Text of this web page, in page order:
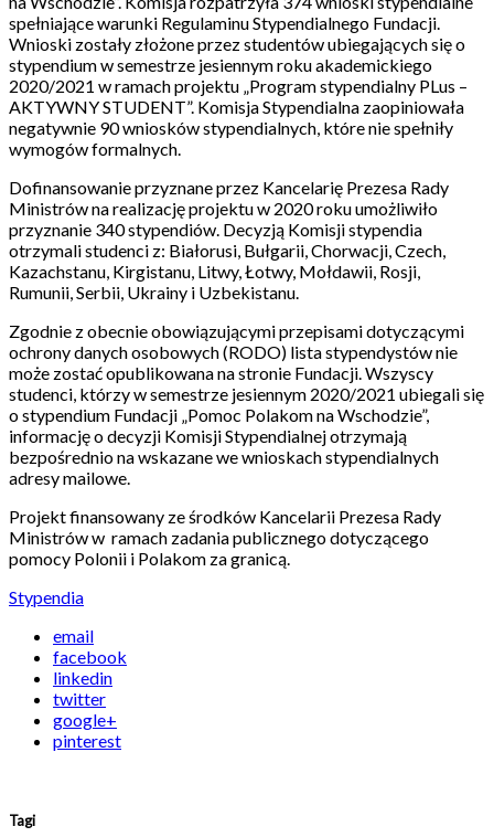
spełniające warunki Regulaminu Stypendialnego Fundacji.
Wnioski zostały złożone przez studentów ubiegających się o
stypendium w semestrze jesiennym roku akademickiego
2020/2021 w ramach projektu „Program stypendialny PLus –
AKTYWNY STUDENT”. Komisja Stypendialna zaopiniowała
negatywnie 90 wniosków stypendialnych, które nie spełniły
wymogów formalnych.
Dofinansowanie przyznane przez Kancelarię Prezesa Rady
Ministrów na realizację projektu w 2020 roku umożliwiło
przyznanie 340 stypendiów. Decyzją Komisji stypendia
otrzymali studenci z: Białorusi, Bułgarii, Chorwacji, Czech,
Kazachstanu, Kirgistanu, Litwy, Łotwy, Mołdawii, Rosji,
Rumunii, Serbii, Ukrainy i Uzbekistanu.
Zgodnie z obecnie obowiązującymi przepisami dotyczącymi
ochrony danych osobowych (RODO) lista stypendystów nie
może zostać opublikowana na stronie Fundacji. Wszyscy
studenci, którzy w semestrze jesiennym 2020/2021 ubiegali się
o stypendium Fundacji „Pomoc Polakom na Wschodzie”,
informację o decyzji Komisji Stypendialnej otrzymają
bezpośrednio na wskazane we wnioskach stypendialnych
adresy mailowe.
Projekt finansowany ze środków Kancelarii Prezesa Rady
Ministrów w ramach zadania publicznego dotyczącego
pomocy Polonii i Polakom za granicą.
Stypendia
email
facebook
linkedin
twitter
google+
pinterest
Tagi